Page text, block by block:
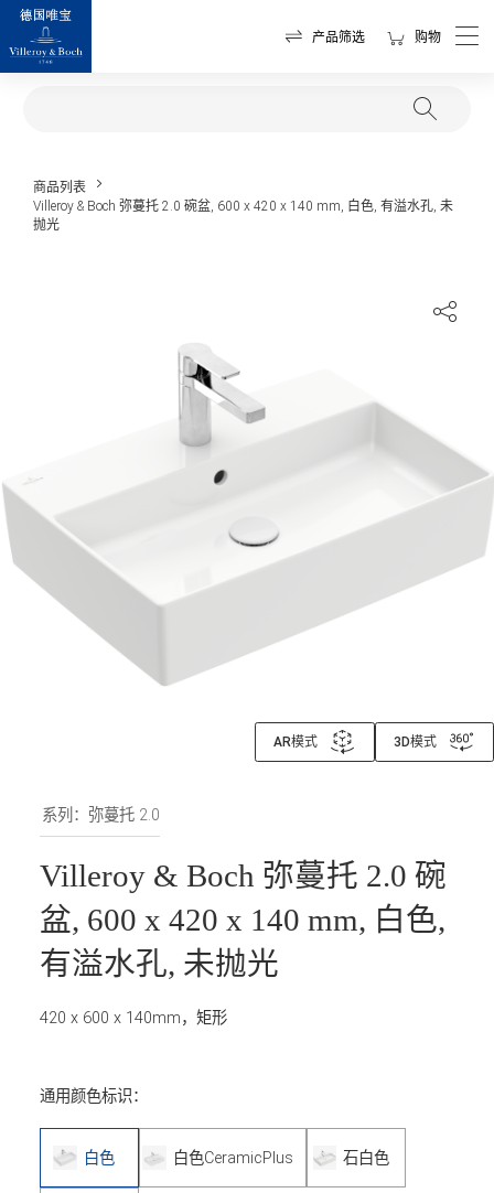
产品筛选 购物
商品列表
Villeroy & Boch 弥蔓托 2.0 碗盆, 600 x 420 x 140 mm, 白色, 有溢水孔, 未
抛光
AR模式 3D模式
系列：弥蔓托 2.0
Villeroy & Boch 弥蔓托 2.0 碗
盆, 600 x 420 x 140 mm, 白色,
有溢水孔, 未抛光
420 x 600 x 140mm，矩形
通用颜色标识：
白色 白色CeramicPlus 石白色